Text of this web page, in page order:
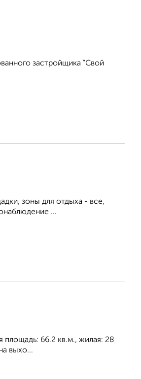
застройщика "Свой
зоны для отдыха - все,
...
площадь: 66.2 кв.м., жилая: 28
выхо...